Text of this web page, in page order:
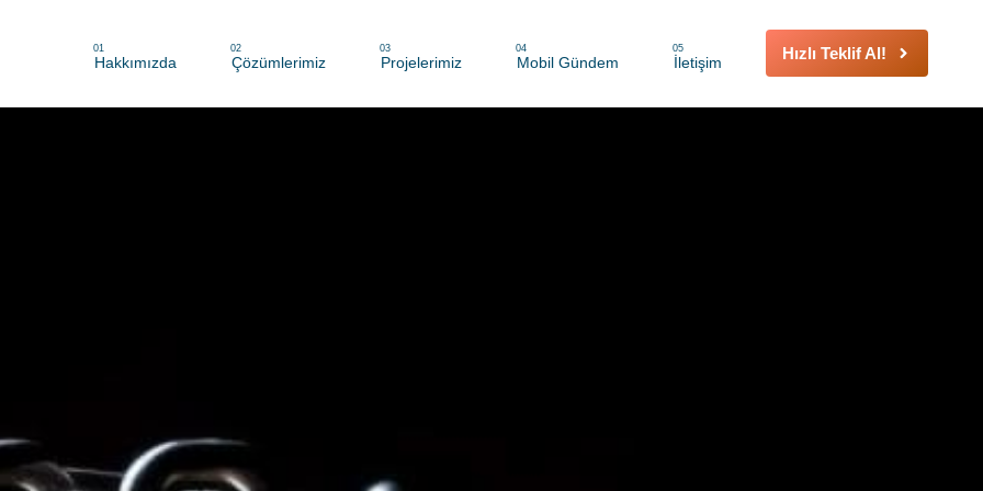
Hakkımızda
01
Çözümlerimiz
02
Projelerimiz
03
Mobil Gündem
04
İletişim
05 Hızlı Teklif Al!